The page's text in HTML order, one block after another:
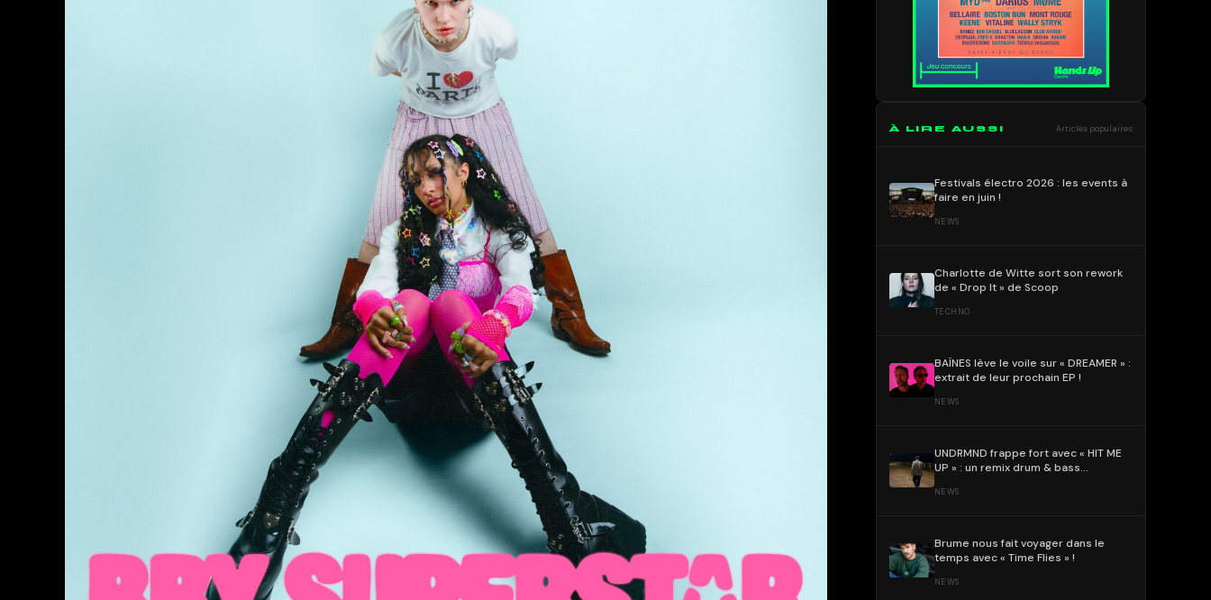
À LIRE AUSSI Articles populaires
Festivals électro 2026 : les events à
faire en juin !
NEWS
Charlotte de Witte sort son rework
de « Drop It » de Scoop
TECHNO
BAÏNES lève le voile sur « DREAMER » :
extrait de leur prochain EP !
NEWS
UNDRMND frappe fort avec « HIT ME
UP » : un remix drum & bass
NEWS
Brume nous fait voyager dans le
temps avec « Time Flies » !
NEWS